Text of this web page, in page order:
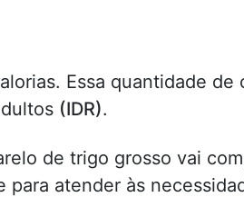
Essa quantidade de
(IDR).
de trigo grosso vai
atender às